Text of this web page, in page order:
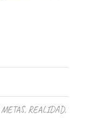
METAS, REALIDAD,